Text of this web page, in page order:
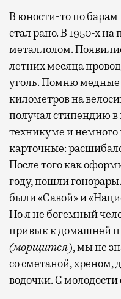
В юности-то по
стал рано. В 1950-х
металлолом.
летних месяца
уголь. Помню медные
километров на
получал стипендию
техникуме и немного
карточные:
После того как
году, пошли
были «Савой» и
Но я не богемный
привык к домашней
(морщится), мы не
со сметаной, хреном,
водочки. С молодости